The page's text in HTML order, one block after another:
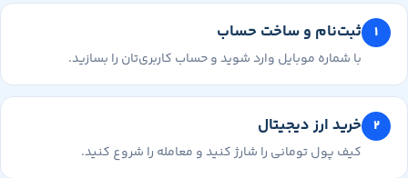
ثبت‌نام و ساخت حساب
با شماره موبایل وارد شوید و حساب کاربری‌تان را بسازید.
خرید ارز دیجیتال
کیف پول تومانی را شارژ کنید و معامله را شروع کنید.